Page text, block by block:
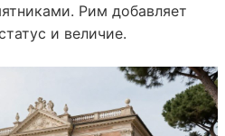
Рим добавляет
и величие.